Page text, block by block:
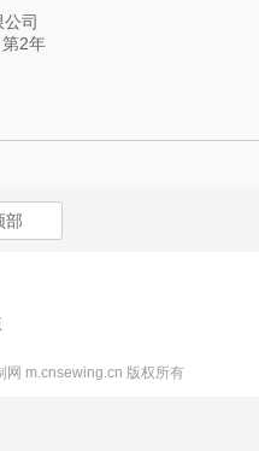
司
2年
部
m.cnsewing.cn 版权所有